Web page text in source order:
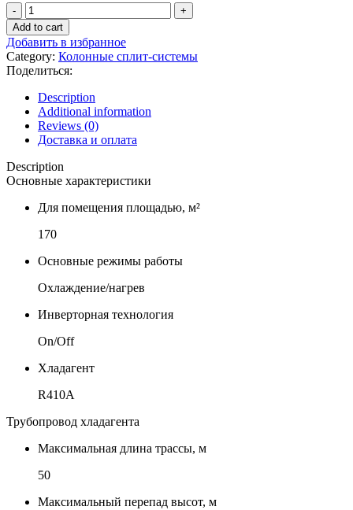
Сплит-
система
напольного
(колонного)
типа
Kentatsu
KSFV176XFAN3/KSUT176HFAN3L
quantity
Add to cart
Добавить в избранное
Category: Колонные сплит-системы
Поделиться:
Description
Additional information
Reviews (0)
Доставка и оплата
Description
Основные характеристики
Для помещения площадью, м²
170
Основные режимы работы
Охлаждение/нагрев
Инверторная технология
On/Off
Хладагент
R410A
Трубопровод хладагента
Максимальная длина трассы, м
50
Максимальный перепад высот, м